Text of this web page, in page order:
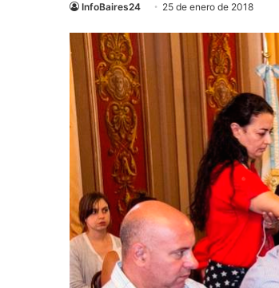
InfoBaires24 25 de enero de 2018